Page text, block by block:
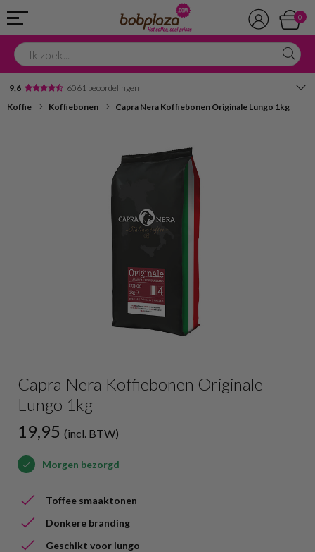
0
9,6 6061 beoordelingen
Koffie Koffiebonen Capra Nera Koffiebonen Originale Lungo 1kg
Capra Nera Koffiebonen Originale
Lungo 1kg
19,95 (incl. BTW)
Morgen bezorgd
Toffee smaaktonen
Donkere branding
Geschikt voor lungo